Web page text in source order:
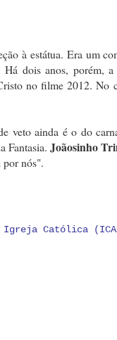
à estátua. Era um
dois anos, porém, a
no filme 2012. No
veto ainda é o do
Fantasia. Joãosinho
por nós".
Igreja Católica